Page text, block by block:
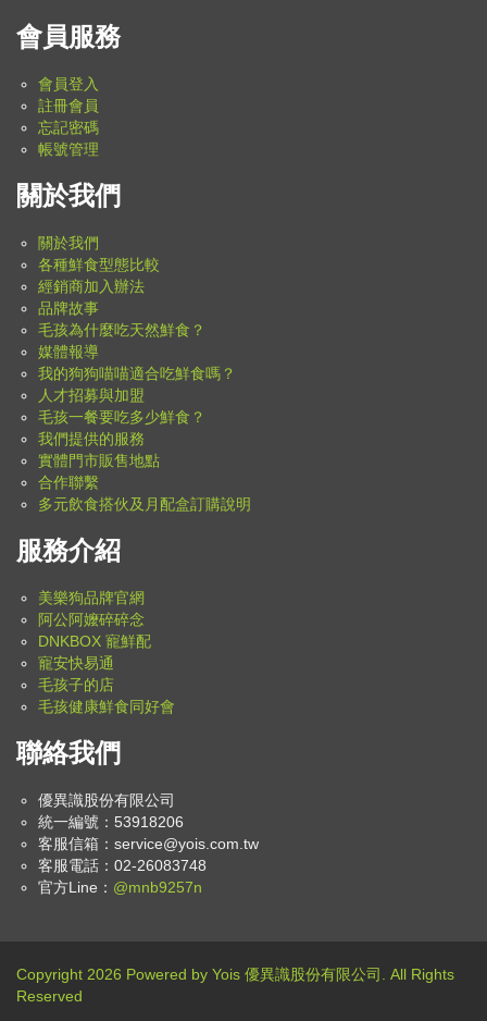
會員服務
會員登入
註冊會員
忘記密碼
帳號管理
關於我們
關於我們
各種鮮食型態比較
經銷商加入辦法
品牌故事
毛孩為什麼吃天然鮮食？
媒體報導
我的狗狗喵喵適合吃鮮食嗎？
人才招募與加盟
毛孩一餐要吃多少鮮食？
我們提供的服務
實體門市販售地點
合作聯繫
多元飲食搭伙及月配盒訂購說明
服務介紹
美樂狗品牌官網
阿公阿嬤碎碎念
DNKBOX 寵鮮配
寵安快易通
毛孩子的店
毛孩健康鮮食同好會
聯絡我們
優異識股份有限公司
統一編號：53918206
客服信箱： service@yois.com.tw
客服電話：02-26083748
官方Line： @mnb9257n
Copyright 2026 Powered by Yois 優異識股份有限公司. All Rights
Reserved